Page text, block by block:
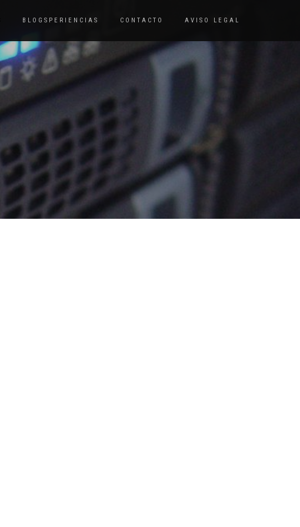
BLOGSPERIENCIAS CONTACTO AVISO LEGAL